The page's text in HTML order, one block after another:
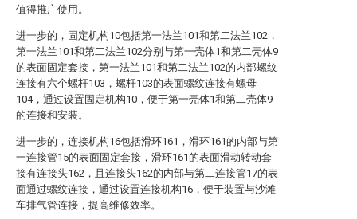
值得推广使用。
进一步的，固定机构10包括第一法兰101和第二法兰102，
第一法兰101和第二法兰102分别与第一壳体1和第二壳体9
的表面固定套接，第一法兰101和第二法兰102的内部螺纹
连接有六个螺杆103，螺杆103的表面螺纹连接有螺母
104，通过设置固定机构10，便于第一壳体1和第二壳体9
的连接和安装。
进一步的，连接机构16包括滑环161，滑环161的内部与第
一连接管15的表面固定套接，滑环161的表面滑动转动套
接有连接头162，且连接头162的内部与第二连接管17的表
面通过螺纹连接，通过设置连接机构16，便于装置与沙滩
车排气管连接，提高维修效率。